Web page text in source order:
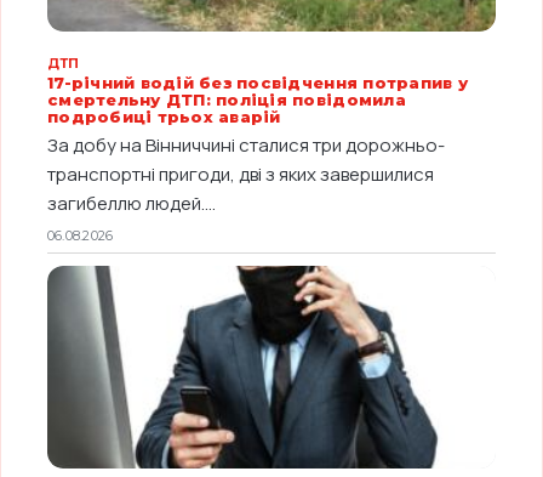
ДТП
17-річний водій без посвідчення потрапив у
смертельну ДТП: поліція повідомила
подробиці трьох аварій
За добу на Вінниччині сталися три дорожньо-
транспортні пригоди, дві з яких завершилися
загибеллю людей....
06.08.2026